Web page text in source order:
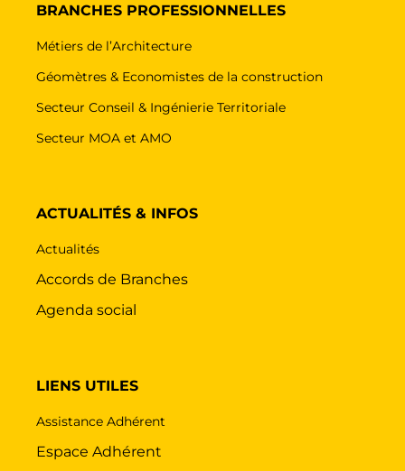
BRANCHES PROFESSIONNELLES
Métiers de l’Architecture
Géomètres & Economistes de la construction
Secteur Conseil & Ingénierie Territoriale
Secteur MOA et AMO
ACTUALITÉS & INFOS
Actualités
Accords de Branches
Agenda social
LIENS UTILES
Assistance Adhérent
Espace Adhérent